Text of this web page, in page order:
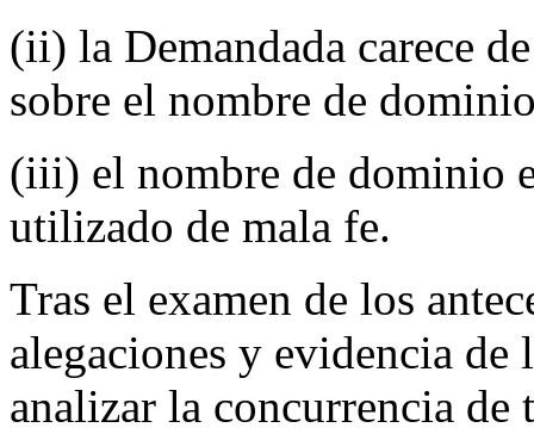
(ii) la Demandada carece
sobre el nombre de
(iii) el nombre de dominio
utilizado de mala fe.
Tras el examen de los
alegaciones y evidencia de
analizar la concurrencia